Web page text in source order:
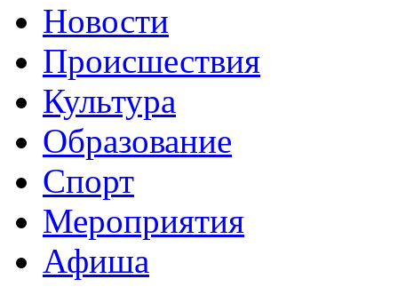
Новости
Происшествия
Культура
Образование
Спорт
Мероприятия
Афиша